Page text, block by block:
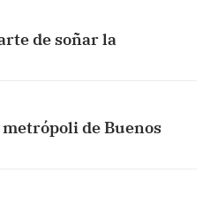
de soñar la
de Buenos